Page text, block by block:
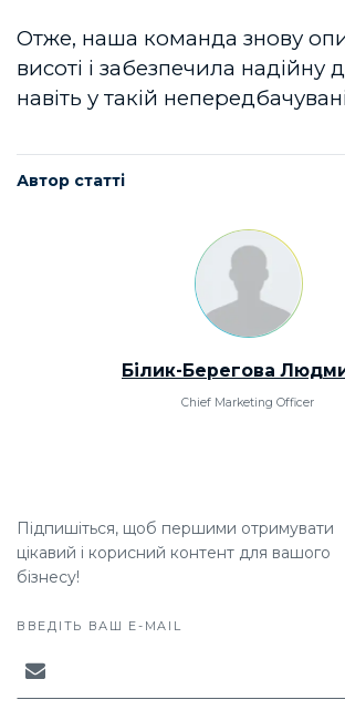
Отже, наша команда знову
висоті і забезпечила надійну
навіть у такій
Автор статті
Білик-Берегова
Chief Marketing Officer
Підпишіться, щоб першими отримувати
цікавий і корисний контент для вашого
бізнесу!
ВВЕДІТЬ ВАШ E-MAIL